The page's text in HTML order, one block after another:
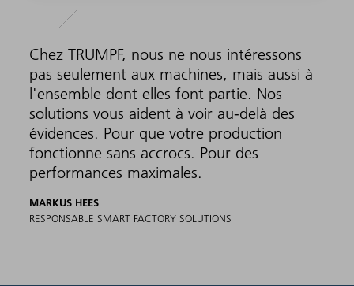
Chez TRUMPF, nous ne nous intéressons
pas seulement aux machines, mais aussi à
l'ensemble dont elles font partie. Nos
solutions vous aident à voir au-delà des
évidences. Pour que votre production
fonctionne sans accrocs. Pour des
performances maximales.
MARKUS HEES
RESPONSABLE SMART FACTORY SOLUTIONS